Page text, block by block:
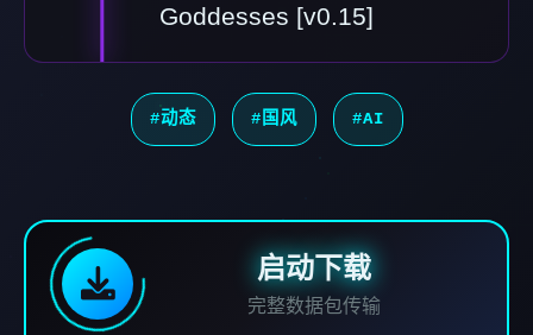
Goddesses [v0.15]
#动态 #国风 #AI
启动下载
完整数据包传输